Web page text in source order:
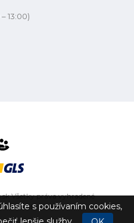
13:00)
Všetky práva vyhradené
vibration.sk
s používaním cookies,